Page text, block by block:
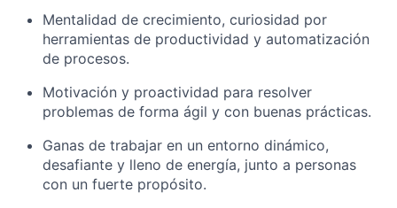
Mentalidad de crecimiento, curiosidad por
herramientas de productividad y automatización
de procesos.
Motivación y proactividad para resolver
problemas de forma ágil y con buenas prácticas.
Ganas de trabajar en un entorno dinámico,
desafiante y lleno de energía, junto a personas
con un fuerte propósito.